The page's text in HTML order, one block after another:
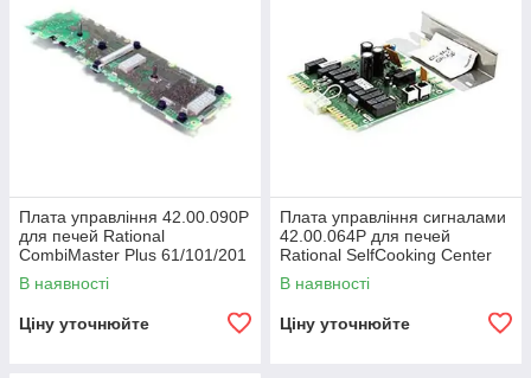
Плата управління 42.00.090Р
для печей Rational
CombiMaster Plus 61/101/201
В наявності
Ціну уточнюйте
Плата управління сигналами
42.00.064Р для печей
Rational SelfCooking Center
201
В наявності
Ціну уточнюйте